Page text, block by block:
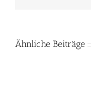
Ähnliche Beiträge